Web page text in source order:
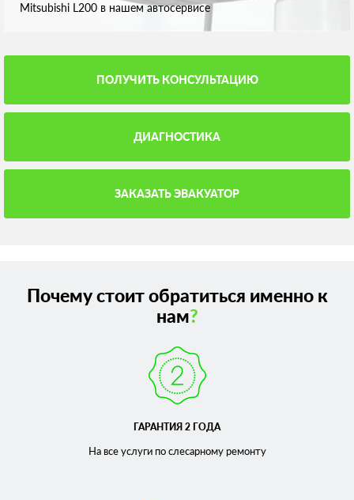
Mitsubishi L200 в нашем автосервисе
ПОЛУЧИТЬ КОНСУЛЬТАЦИЮ
ДИАГНОСТИКА
ЗАКАЗАТЬ ЭВАКУАТОР
Почему стоит обратиться именно к
нам?
ГАРАНТИЯ 2 ГОДА
На все услуги по слесарномуремонту